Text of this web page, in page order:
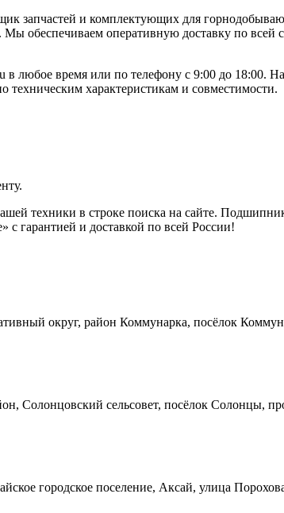
запчастей и комплектующих для
обеспечиваем оперативную доставку по всей
любое время или по телефону с 9:00 до 18:00.
характеристикам и совместимости.
техники в строке поиска на сайте.
с гарантией и доставкой по всей России!
округ, район Коммунарка, посёлок
Солонцовский сельсовет, посёлок Солонцы,
городское поселение, Аксай, улица